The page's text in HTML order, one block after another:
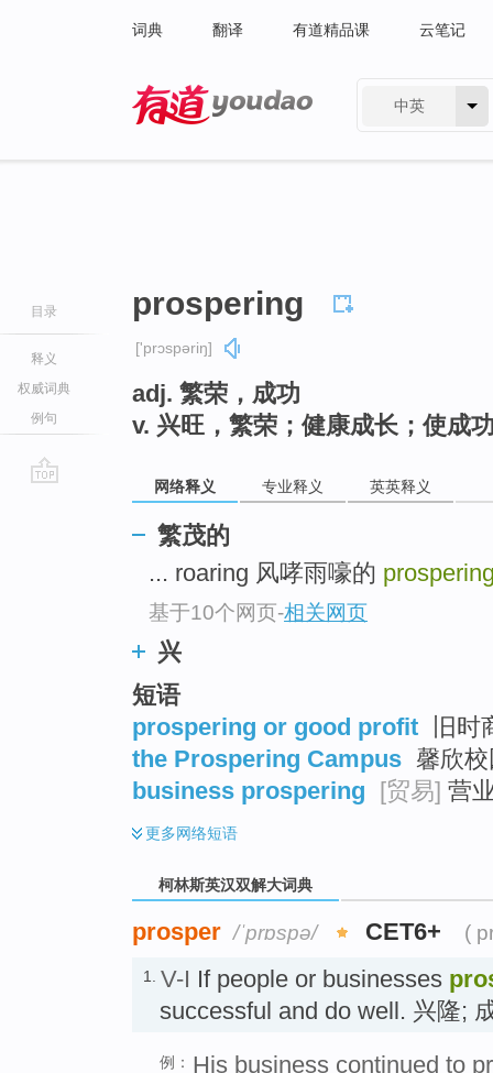
词典 翻译 有道精品课 云笔记
中英
目录
释义
权威词典
例句
prospering
['prɔspəriŋ]
adj. 繁荣，成功
v. 兴旺，繁荣；健康成长；使成
网络释义 专业释义 英英释义
繁茂的
... roaring 风哮雨嚎的
基于10个网页-相关网页
兴
短语
prospering or good profit
旧时
the Prospering Campus 馨欣
business prospering [贸易] 营
更多网络短语
柯林斯英汉双解大词典
prosper /ˈprɒspə/ CET6+ (
1. V-I If people or businesses
successful and do well. 兴隆;
例： His business continued to